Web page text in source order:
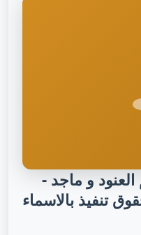
و ماجد -
تنفيذ بالاسماء